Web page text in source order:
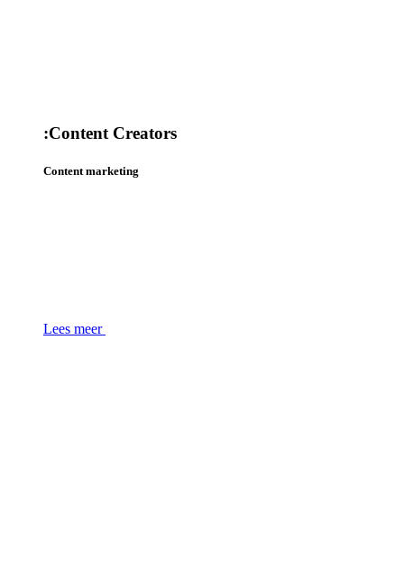
:Content Creators
Content marketing
Lees meer